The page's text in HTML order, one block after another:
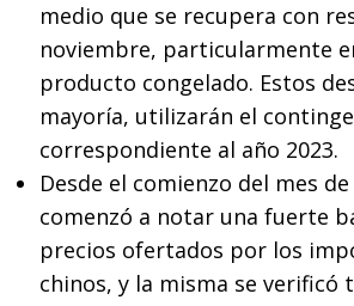
medio que se recupera con
noviembre, particularmente
producto congelado. Estos
mayoría, utilizarán el
correspondiente al año 2023.
Desde el comienzo del mes
comenzó a notar una fuerte
precios ofertados por los
chinos, y la misma se verificó